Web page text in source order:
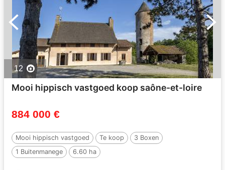
12
Mooi hippisch vastgoed koop saône-et-loire
884 000 €
Mooi hippisch vastgoed Te koop
3 Boxen
1 Buitenmanege
6.60 ha